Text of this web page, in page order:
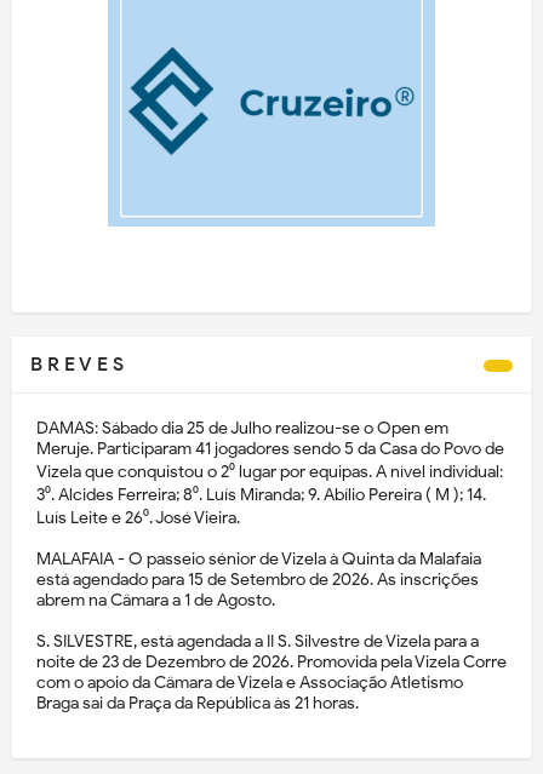
B R E V E S
DAMAS: Sábado dia 25 de Julho realizou-se o Open em
Meruje. Participaram 41 jogadores sendo 5 da Casa do Povo de
Vizela que conquistou o 2⁰ lugar por equipas. A nível individual:
3⁰. Alcides Ferreira; 8⁰. Luís Miranda; 9. Abílio Pereira ( M ); 14.
Luís Leite e 26⁰. José Vieira.
MALAFAIA - O passeio sénior de Vizela à Quinta da Malafaia
está agendado para 15 de Setembro de 2026. As inscrições
abrem na Câmara a 1 de Agosto.
S. SILVESTRE, está agendada a II S. Silvestre de Vizela para a
noite de 23 de Dezembro de 2026. Promovida pela Vizela Corre
com o apoio da Câmara de Vizela e Associação Atletismo
Braga sai da Praça da República às 21 horas.